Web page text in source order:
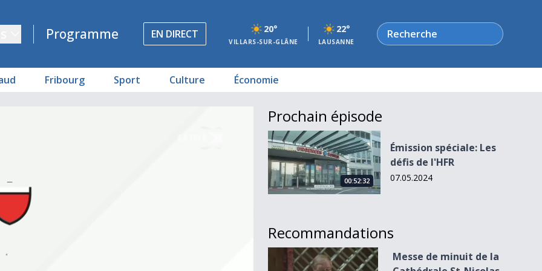
Programme EN DIRECT 20°
VILLARS-SUR-GLÂNE
22°
LAUSANNE
Rechercher
Fribourg Sport Culture Économie
Prochain épisode
Émission spéciale: Les défis de l&#039;HFR
00:52:32
Émission spéciale: Les
défis de l'HFR
07.05.2024
Recommandations
Messe de minuit de la Cathédrale St-Nicolas de Fribourg
Messe de minuit de la